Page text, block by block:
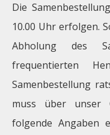
Die
10.00 Uhr erfolgen.
Abholung des
frequentierten
Samenbestellung
muss über unser
folgende Angaben